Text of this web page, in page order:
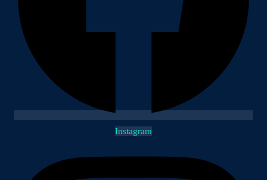
Instagram